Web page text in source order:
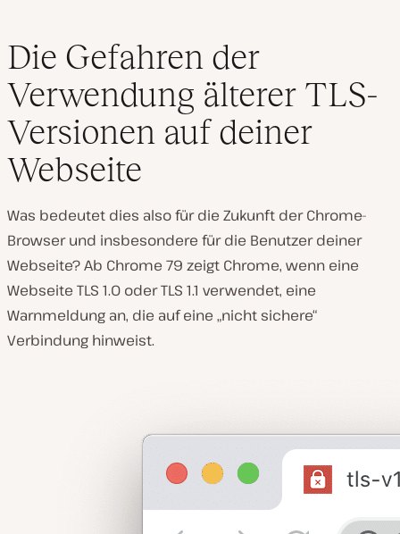
Die Gefahren der
Verwendung älterer TLS-
Versionen auf deiner
Webseite
Was bedeutet dies also für die Zukunft der Chrome-
Browser und insbesondere für die Benutzer deiner
Webseite? Ab Chrome 79 zeigt Chrome, wenn eine
Webseite TLS 1.0 oder TLS 1.1 verwendet, eine
Warnmeldung an, die auf eine „nicht sichere“
Verbindung hinweist.